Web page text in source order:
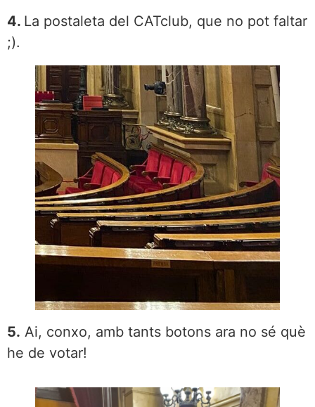
4. La postaleta del CATclub, que no pot faltar
;).
5. Ai, conxo, amb tants botons ara no sé què
he de votar!